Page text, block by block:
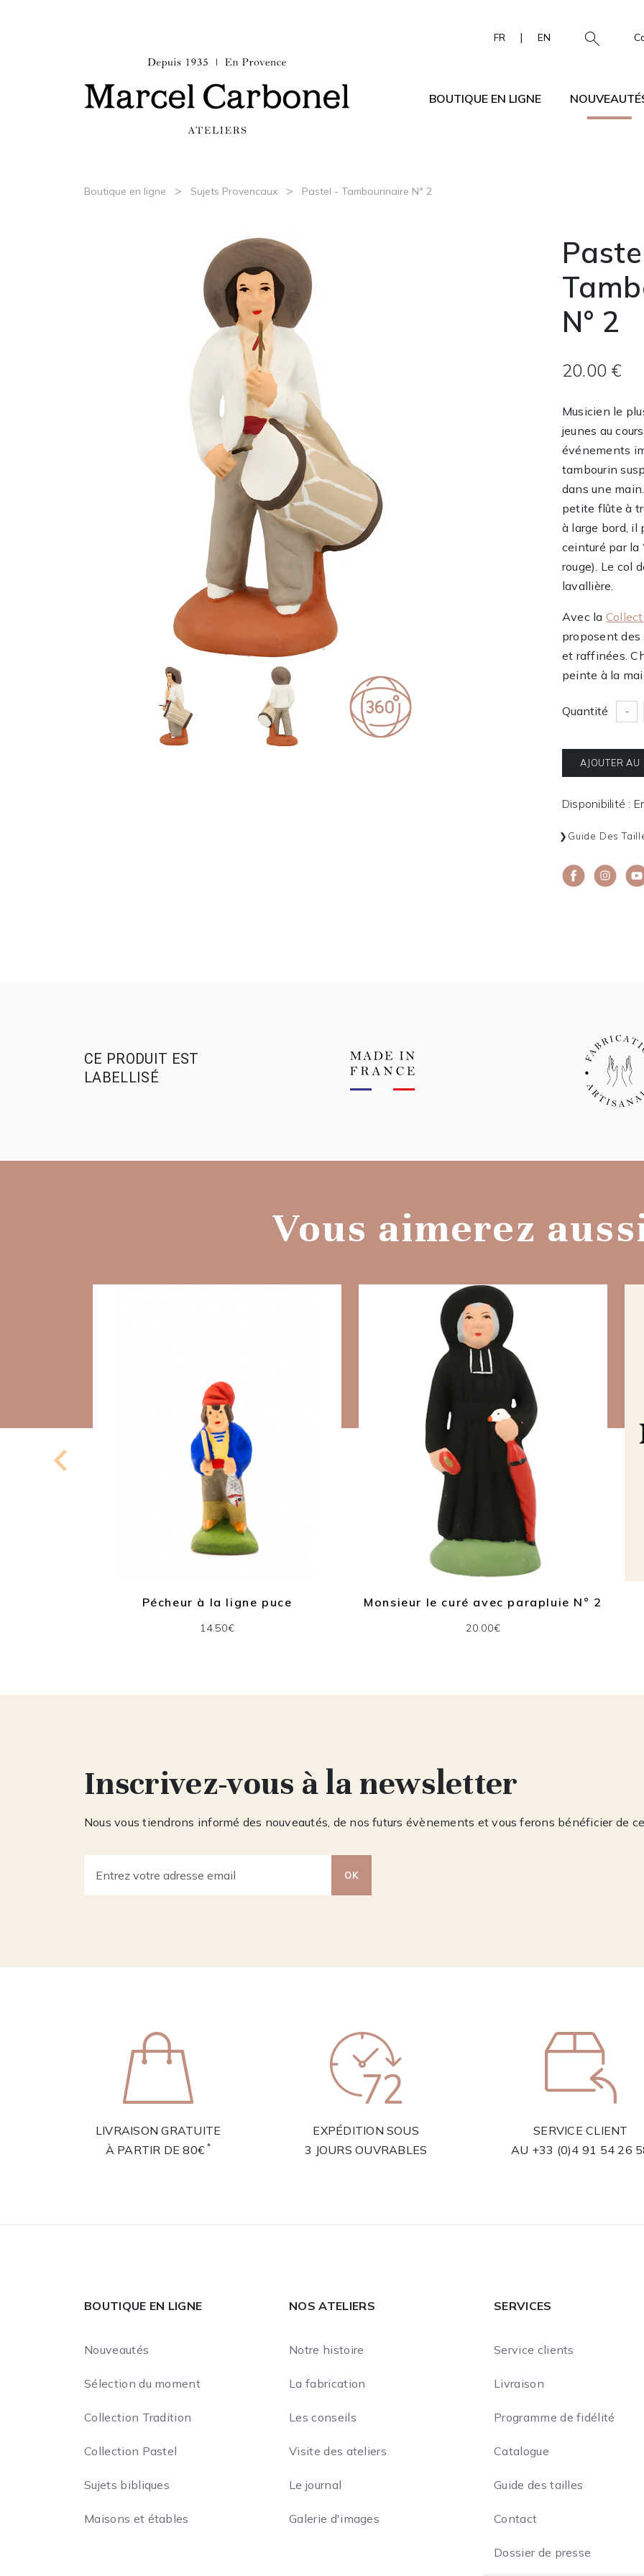
FR | EN
BOUTIQUE EN LIGNE
Boutique en ligne > Sujets Provencaux > Pastel - Tambourinaire N° 2
N° 2
20.00 €
Musicien le
jeunes au
événements
tambourin
dans une
petite flûte à
à large bord, il
ceinturé par la
rouge). Le col
lavallière.
Avec la
proposent des
et raffinées.
peinte à la
Quantité -
AJOUTER AU
Disponibilité :
Guide Des
CE PRODUIT EST
LABELLISÉ
Vous aimerez
Pécheur à la ligne puce
14.50€
Monsieur le curé avec parapluie N° 2
20.00€
Inscrivez-vous à la newsletter
Nous vous tiendrons informé des nouveautés, de nos futurs évènements et vous ferons bénéficier de
OK
LIVRAISON GRATUITE
À PARTIR DE 80€*
EXPÉDITION SOUS
3 JOURS OUVRABLES
SERVICE CLIENT
AU +33 (0)4 91 54 26
BOUTIQUE EN LIGNE
Nouveautés
Sélection du moment
Collection Tradition
Collection Pastel
Sujets bibliques
Maisons et étables
NOS ATELIERS
Notre histoire
La fabrication
Les conseils
Visite des ateliers
Le journal
Galerie d'images
SERVICES
Service clients
Livraison
Programme de fidélité
Catalogue
Guide des tailles
Contact
Dossier de presse